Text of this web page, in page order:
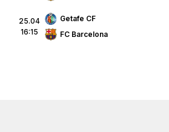
25.04
16:15
Getafe CF
FC Barcelona